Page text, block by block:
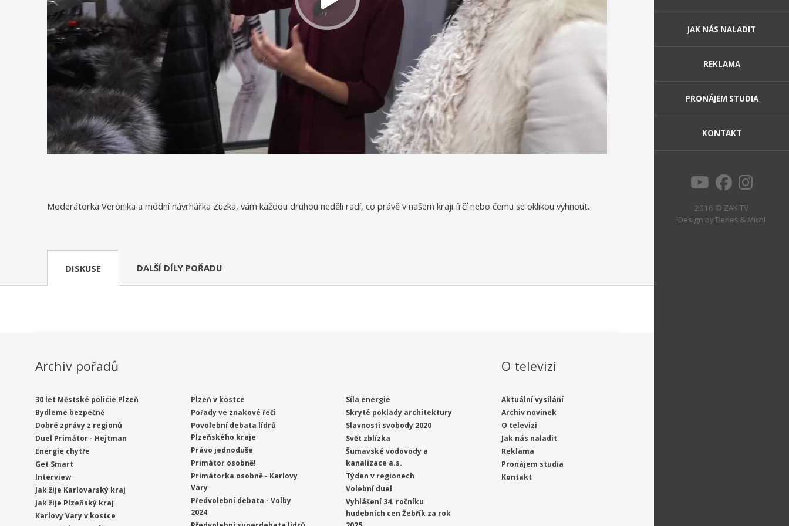
JAK NÁS NALADIT
REKLAMA
PRONÁJEM STUDIA
KONTAKT
2016 © ZAK TV
Design by Beneš & Michl
Moderátorka Veronika a módní návrhářka Zuzka, vám každou druhou neděli radí, co právě v našem kraji frčí nebo čemu se oklikou vyhnout.
DISKUSE DALŠÍ DÍLY POŘADU
Archiv pořadů
30 let Městské policie Plzeň
Bydleme bezpečně
Dobré zprávy z regionů
Duel Primátor - Hejtman
Energie chytře
Get Smart
Interview
Jak žije Karlovarský kraj
Jak žije Plzeňský kraj
Karlovy Vary v kostce
Plzeň v kostce
Pořady ve znakové řeči
Povolební debata lídrů
Plzeňského kraje
Právo jednoduše
Primátor osobně!
Primátorka osobně - Karlovy
Vary
Předvolební debata - Volby
2024
Síla energie
Skryté poklady architektury
Slavnosti svobody 2020
Svět zblízka
Šumavské vodovody a
kanalizace a.s.
Týden v regionech
Volební duel
Vyhlášení 34. ročníku
hudebních cen Žebřík za rok
O televizi
Aktuální vysílání
Archiv novinek
O televizi
Jak nás naladit
Reklama
Pronájem studia
Kontakt